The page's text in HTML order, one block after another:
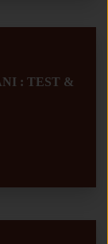
: TEST &